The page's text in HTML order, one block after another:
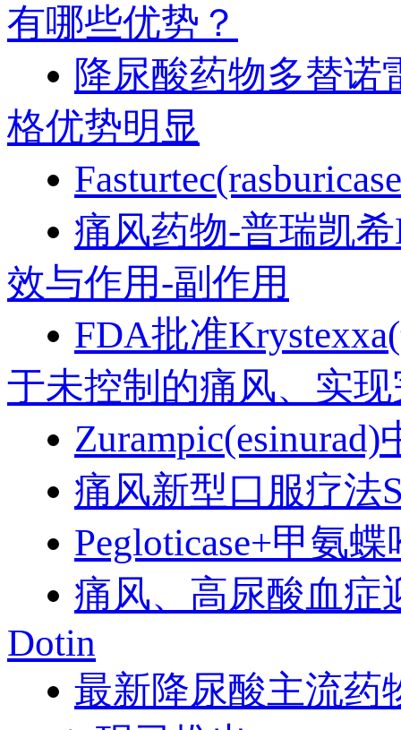
有哪些优势？
降尿酸药物多替诺
格优势明显
痛风药物-普瑞凯
效与作用-副作用
FDA批准
于未控制的痛风、实
痛风新型口服疗法
Pegloticase+甲氨
痛风、高尿酸血症
Dotin
最新降尿酸主流药